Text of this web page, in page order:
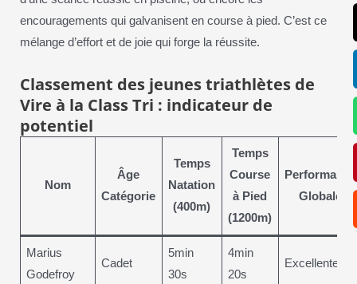
encouragements qui galvanisent en course à pied. C’est ce
mélange d’effort et de joie qui forge la réussite.
Classement des jeunes triathlètes de
Vire à la Class Tri : indicateur de
potentiel
Nom
Âge
Catégorie
Temps
Natation
(400m)
Temps
Course
à Pied
(1200m)
Performance
Globale
Marius
Godefroy
Cadet
5min
30s
4min
20s
Excellente